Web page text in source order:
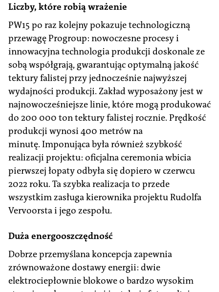
Liczby, które robią wrażenie
PW15 po raz kolejny pokazuje technologiczną
przewagę Progroup: nowoczesne procesy i
innowacyjna technologia produkcji doskonale ze
sobą współgrają, gwarantując optymalną jakość
tektury falistej przy jednocześnie najwyższej
wydajności produkcji. Zakład wyposażony jest w
najnowocześniejsze linie, które mogą produkować
do 200 000 ton tektury falistej rocznie. Prędkość
produkcji wynosi 400 metrów na
minutę. Imponująca była również szybkość
realizacji projektu: oficjalna ceremonia wbicia
pierwszej łopaty odbyła się dopiero w czerwcu
2022 roku. Ta szybka realizacja to przede
wszystkim zasługa kierownika projektu Rudolfa
Vervoorsta i jego zespołu.
Duża energooszczędność
Dobrze przemyślana koncepcja zapewnia
zrównoważone dostawy energii: dwie
elektrociepłownie blokowe o bardzo wysokim